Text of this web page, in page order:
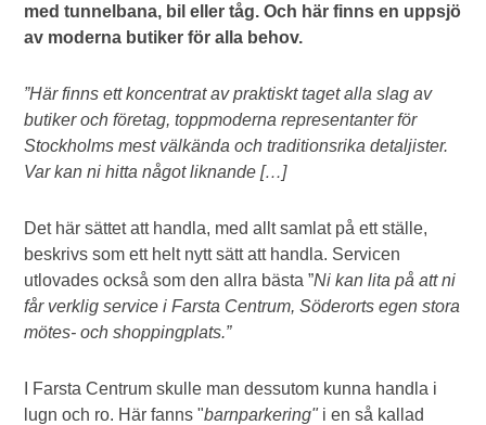
med tunnelbana, bil eller tåg. Och här finns en uppsjö
av moderna butiker för alla behov.
”Här finns ett koncentrat av praktiskt taget alla slag av
butiker och företag, toppmoderna representanter för
Stockholms mest välkända och traditionsrika detaljister.
Var kan ni hitta något liknande […]
Det här sättet att handla, med allt samlat på ett ställe,
beskrivs som ett helt nytt sätt att handla. Servicen
utlovades också som den allra bästa ”Ni kan lita på att ni
får verklig service i Farsta Centrum, Söderorts egen stora
mötes- och shoppingplats.”
I Farsta Centrum skulle man dessutom kunna handla i
lugn och ro. Här fanns "barnparkering"i en så kallad